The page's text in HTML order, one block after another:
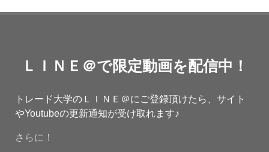
ＬＩＮＥ＠で限定動画を配信中！
トレード大学のＬＩＮＥ＠にご登録頂けたら、サイト
やYoutubeの更新通知が受け取れます♪
さらに！